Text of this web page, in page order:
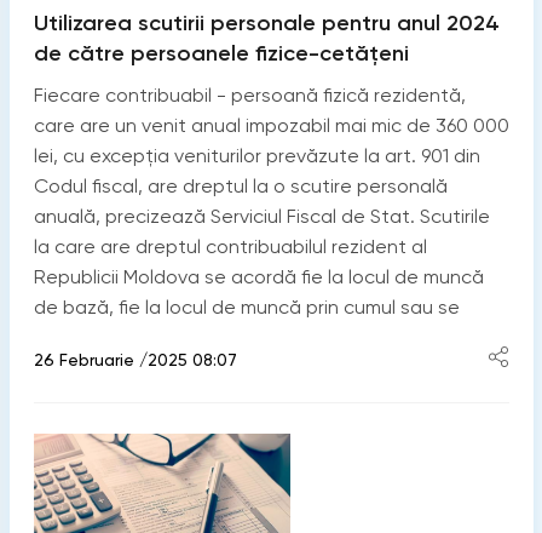
Utilizarea scutirii personale pentru anul 2024
de către persoanele fizice-cetățeni
Fiecare contribuabil - persoană fizică rezidentă,
care are un venit anual impozabil mai mic de 360 000
lei, cu excepţia veniturilor prevăzute la art. 901 din
Codul fiscal, are dreptul la o scutire personală
anuală, precizează Serviciul Fiscal de Stat. Scutirile
la care are dreptul contribuabilul rezident al
Republicii Moldova se acordă fie la locul de muncă
de bază, fie la locul de muncă prin cumul sau se
26 Februarie /2025 08:07